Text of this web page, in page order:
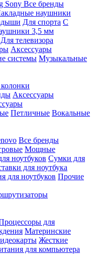
Sony Все бренды
наушники
Для спорта С
3,5 мм
Для телевизора
Аксессуары
системы Музыкальные
Аксессуары
Петличные Вокальные
Все бренды
Мощные
ноутбуков Сумки для
для ноутбука
для ноутбуков Прочие
для
Материнские
Жесткие
для компьютера